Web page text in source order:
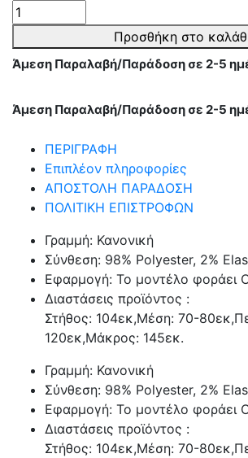
ΟΛΟΣΩΜΗ
ΦΟΡΜΑ
ΑΜΑΝΙΚΗ
ΜΕ
-
ποσότητα
Προσθήκη στο
Άμεση Παραλαβή/Παράδοση σε 2-5
Άμεση Παραλαβή/Παράδοση σε 2-5
ΠΕΡΙΓΡΑΦΗ
Επιπλέον πληροφορίες
ΑΠΟΣΤΟΛΗ ΠΑΡΑΔΟΣΗ
ΠΟΛΙΤΙΚΗ ΕΠΙΣΤΡΟΦΩΝ
Γραμμή: Κανονική
Σύνθεση: 98% Polyester, 2%
Εφαρμογή: Το μοντέλο φοράει
Διαστάσεις προϊόντος :
Στήθος: 104εκ,Μέση: 70-
120εκ,Μάκρος: 145εκ.
Γραμμή: Κανονική
Σύνθεση: 98% Polyester, 2%
Εφαρμογή: Το μοντέλο φοράει
Διαστάσεις προϊόντος :
Στήθος: 104εκ,Μέση: 70-